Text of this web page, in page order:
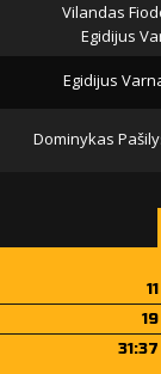
Vilandas
Egidijus
Egidijus
Dominykas
11
19
31:37